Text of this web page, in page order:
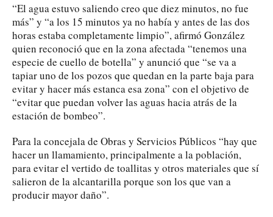
“El agua estuvo saliendo creo que diez minutos, no fue
más” y “a los 15 minutos ya no había y antes de las dos
horas estaba completamente limpio”, afirmó González
quien reconoció que en la zona afectada “tenemos una
especie de cuello de botella” y anunció que “se va a
tapiar uno de los pozos que quedan en la parte baja para
evitar y hacer más estanca esa zona” con el objetivo de
“evitar que puedan volver las aguas hacia atrás de la
estación de bombeo”.
Para la concejala de Obras y Servicios Públicos “hay que
hacer un llamamiento, principalmente a la población,
para evitar el vertido de toallitas y otros materiales que sí
salieron de la alcantarilla porque son los que van a
producir mayor daño”.